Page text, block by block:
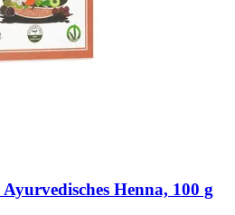
Ayurvedisches Henna, 100 g